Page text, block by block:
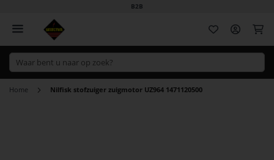
B2B
Home Nilfisk stofzuiger zuigmotor UZ964 1471120500